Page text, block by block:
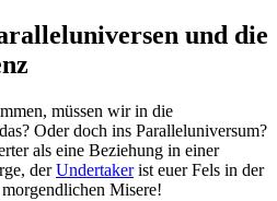
und die
müssen wir in die
Oder doch ins Paralleluniversum?
als eine Beziehung in einer
derUndertakerist euer Fels in der
Misere!